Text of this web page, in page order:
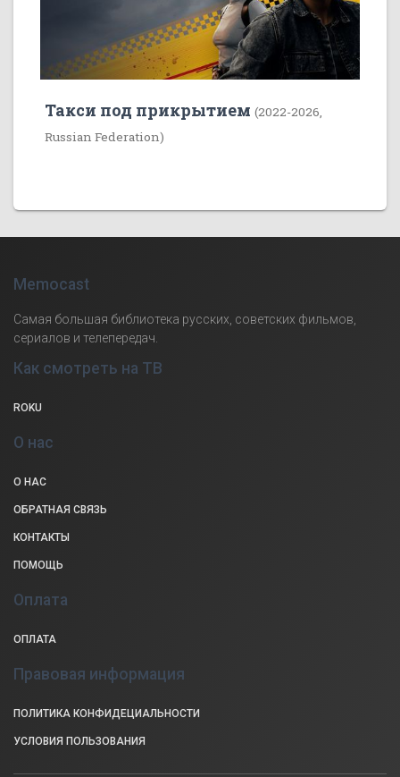
Такси под прикрытием (2022-2026,
Russian Federation)
Memocast
Самая большая библиотека русских, советских фильмов,
сериалов и телепередач.
Как смотреть на ТВ
ROKU
О нас
О НАС
ОБРАТНАЯ СВЯЗЬ
КОНТАКТЫ
ПОМОЩЬ
Оплата
ОПЛАТА
Правовая информация
ПОЛИТИКА КОНФИДЕЦИАЛЬНОСТИ
УСЛОВИЯ ПОЛЬЗОВАНИЯ